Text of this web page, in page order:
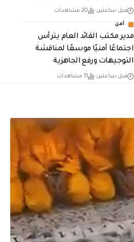
قبل ساعتين 20 مشاهدات
أمن
مدير مكتب القائد العام يترأس
اجتماعًا أمنيًا موسعًا لمناقشة
التوجيهات ورفع الجاهزية
قبل ساعتين 11 مشاهدات